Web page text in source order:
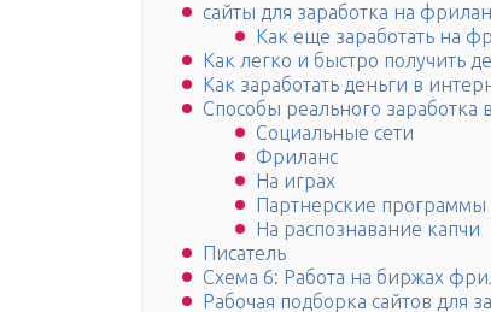
сайты для заработка на
Как еще заработать на
Как легко и быстро получить
Как заработать деньги в
Способы реального заработка
Социальные сети
Фриланс
На играх
Партнерские программы
На распознавание капчи
Писатель
Схема 6: Работа на биржах
Рабочая подборка сайтов для